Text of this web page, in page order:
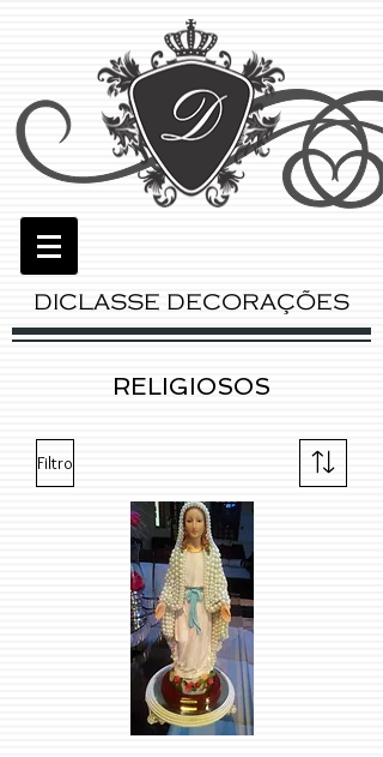
DICLASSE DECORAÇÕES
RELIGIOSOS
Filtro